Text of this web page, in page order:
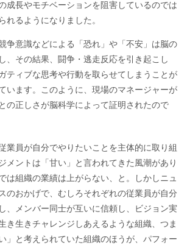
成長やモチベーションを阻害しているのでは
れるようになりました。
争意識などによる「恐れ」や「不安」は脳の
、その結果、闘争・逃走反応を引き起こし
ティブな思考や行動を取らせてしまうことが
います。このように、現場のマネージャーが
の正しさが脳科学によって証明されたので
業員が自分でやりたいことを主体的に取り組
メントは「甘い」と言われてきた風潮があり
は組織の業績は上がらない、と。しかしニュ
のおかげで、むしろそれぞれの従業員が自分
、メンバー同士が互いに信頼し、ビジョン実
き生きチャレンジしあえるような組織、つま
」と考えられていた組織のほうが、パフォー